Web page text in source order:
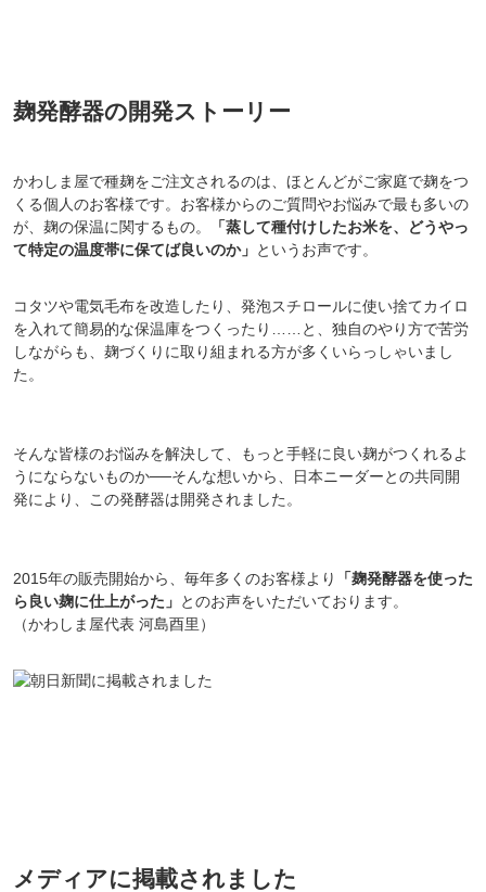
麹発酵器の開発ストーリー
かわしま屋で種麹をご注文されるのは、ほとんどがご家庭で麹をつ
くる個人のお客様です。お客様からのご質問やお悩みで最も多いの
が、麹の保温に関するもの。
「蒸して種付けしたお米を、どうやっ
て特定の温度帯に保てば良いのか」 というお声です。
コタツや電気毛布を改造したり、発泡スチロールに使い捨てカイロ
を入れて簡易的な保温庫をつくったり……と、独自のやり方で苦労
しながらも、麹づくりに取り組まれる方が多くいらっしゃいまし
た。
そんな皆様のお悩みを解決して、もっと手軽に良い麹がつくれるよ
うにならないものか──そんな想いから、日本ニーダーとの共同開
発により、この発酵器は開発されました。
2015年の販売開始から、毎年多くのお客様より
「麹発酵器を使った
ら良い麹に仕上がった」 とのお声をいただいております。
（かわしま屋代表 河島酉里）
メディアに掲載されました
ご利用回数：お一人様1回限り
※他のクーポンとの併用はできません
クーポンのご利用方法はこちら >>